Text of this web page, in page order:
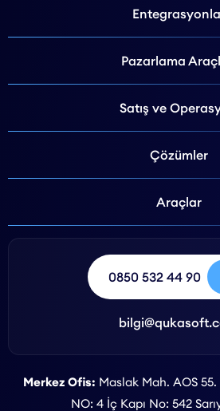
Pazarlama
Satış ve
Çözümler
Araçlar
0850 532 44 90
Merkez Ofis: Maslak Mah. AOS
NO: 4 İç Kapı No: 542